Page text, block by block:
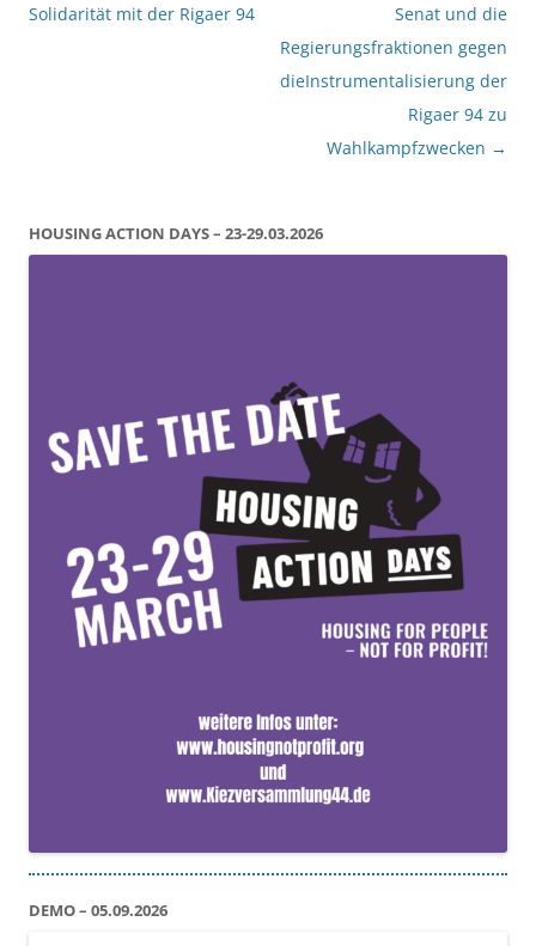
Solidarität mit der Rigaer 94
Senat und die
Regierungsfraktionen gegen
dieInstrumentalisierung der
Rigaer 94 zu
Wahlkampfzwecken →
HOUSING ACTION DAYS – 23-29.03.2026
DEMO – 05.09.2026